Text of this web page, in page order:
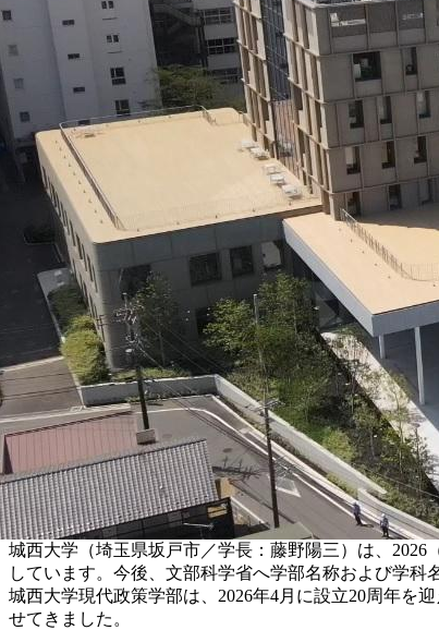
城西大学（埼玉県坂戸市／学長：藤野陽三）は、
しています。今後、文部科学省へ学部名称および学科
城西大学現代政策学部は、2026年4月に設立20周年を
せてきました。